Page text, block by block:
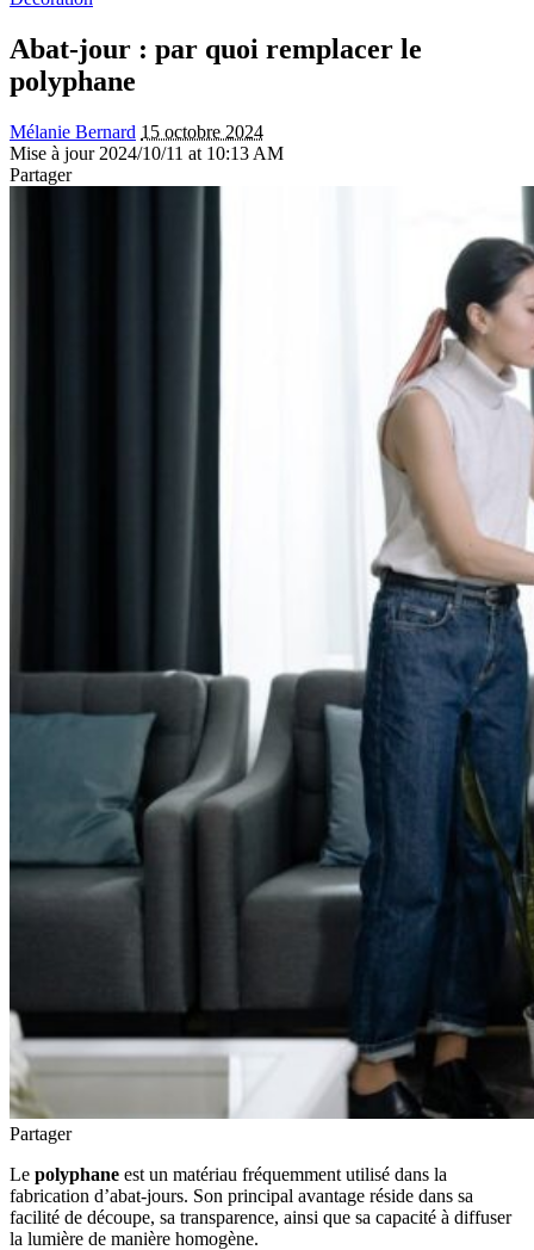
Abat-jour : par quoi remplacer le
polyphane
Mélanie Bernard 15 octobre 2024
Mise à jour 2024/10/11 at 10:13 AM
Partager
Partager
Le polyphane est un matériau fréquemment utilisé dans la
fabrication d’abat-jours. Son principal avantage réside dans sa
facilité de découpe, sa transparence, ainsi que sa capacité à diffuser
la lumière de manière homogène.